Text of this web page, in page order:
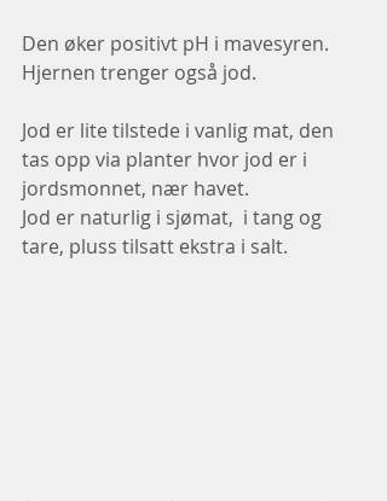
Den øker positivt pH i mavesyren.
Hjernen trenger også jod.
Jod er lite tilstede i vanlig mat, den
tas opp via planter hvor jod er i
jordsmonnet, nær havet.
Jod er naturlig i sjømat,  i tang og
tare, pluss tilsatt ekstra i salt.